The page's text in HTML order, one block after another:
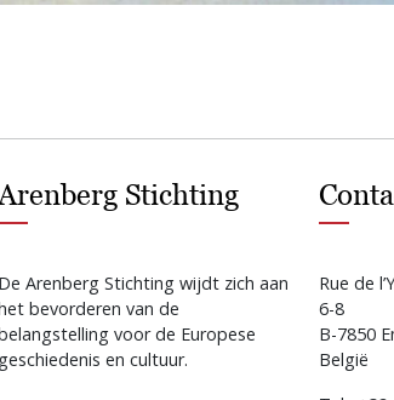
Stichting
De Arenberg Stichting wijdt zich aan
bevorderen van de
voor de Europese
geschiedenis en cultuur.
Rue de
6-8
B-7850
België